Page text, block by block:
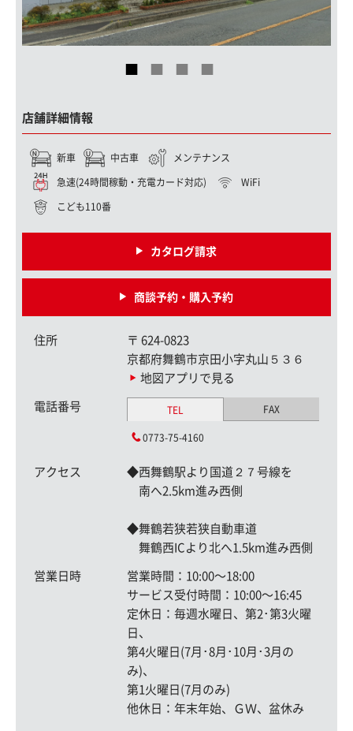
店舗詳細情報
新車 中古車 メンテナンス
急速(24時間稼動・充電カード対応) WiFi
こども110番
カタログ請求
商談予約・購入予約
住所 〒 624-0823
京都府舞鶴市京田小字丸山５３６
地図アプリで見る
電話番号 TEL FAX
0773-75-4160
アクセス
◆西舞鶴駅より国道２７号線を
南へ2.5km進み西側
◆舞鶴若狭若狭自動車道
舞鶴西ICより北へ1.5km進み西側
営業日時
営業時間：10:00〜18:00
サービス受付時間：10:00〜16:45
定休日：毎週水曜日、第2･第3火曜
日、
第4火曜日(7月･8月･10月･3月の
み)、
第1火曜日(7月のみ)
他休日：年末年始、ＧＷ、盆休み